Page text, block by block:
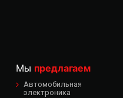
Мы предлагаем
Автомобильная
электроника